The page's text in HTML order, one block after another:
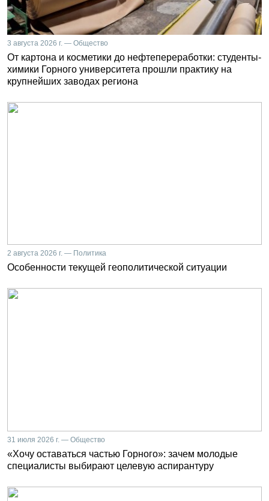
3 августа 2026 г. — Общество
От картона и косметики до нефтепереработки: студенты-
химики Горного университета прошли практику на
крупнейших заводах региона
2 августа 2026 г. — Политика
Особенности текущей геополитической ситуации
31 июля 2026 г. — Общество
«Хочу оставаться частью Горного»: зачем молодые
специалисты выбирают целевую аспирантуру